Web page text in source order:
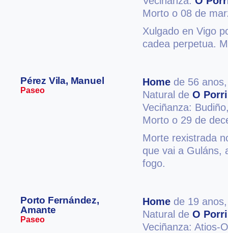
Morto o 08 de
Xulgado en Vigo
cadea perpetua.
Pérez Vila, Manuel
Paseo
Home de 56
Natural de O
Veciñanza:
Morto o 29 de
Morte rexistrada
que vai a Guláns,
fogo.
Porto Fernández,
Amante
Paseo
Home de 19
Natural de O
Veciñanza: Atios-